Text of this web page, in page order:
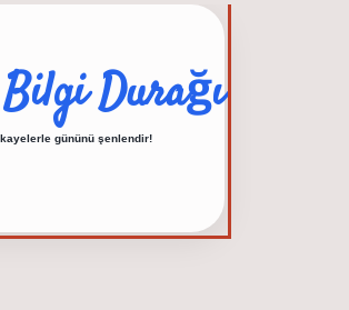
Durağı
gününü şenlendir!
elexbet güncel adresi